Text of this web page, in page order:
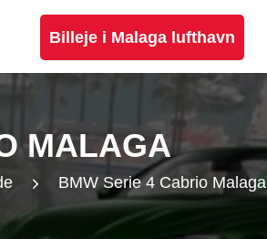
Billeje i Malaga lufthavn
MALAGA
BMW Serie 4 Cabrio Malaga